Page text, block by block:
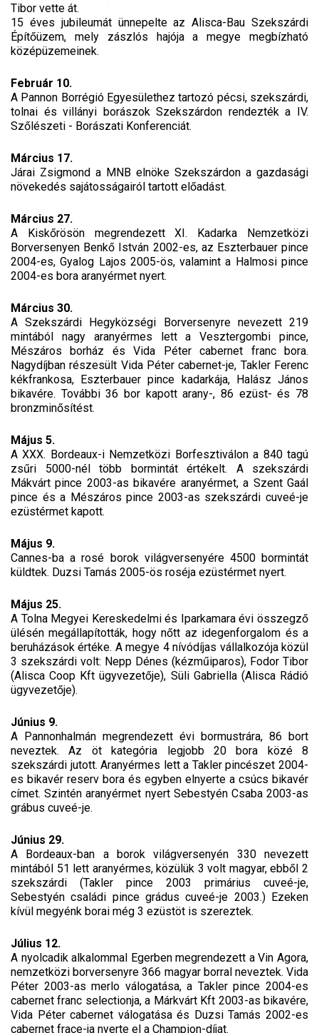
Tibor vette át.
15 éves jubileumát ünnepelte az Alisca-Bau Szekszárdi
Építőüzem, mely zászlós hajója a megye megbízható
középüzemeinek.
Február 10.
A Pannon Borrégió Egyesülethez tartozó pécsi, szekszárdi,
tolnai és villányi borászok Szekszárdon rendezték a IV.
Szőlészeti - Borászati Konferenciát.
Március 17.
Járai Zsigmond a MNB elnöke Szekszárdon a gazdasági
növekedés sajátosságairól tartott előadást.
Március 27.
A Kiskőrösön megrendezett XI. Kadarka Nemzetközi
Borversenyen Benkő István 2002-es, az Eszterbauer pince
2004-es, Gyalog Lajos 2005-ös, valamint a Halmosi pince
2004-es bora aranyérmet nyert.
Március 30.
A Szekszárdi Hegyközségi Borversenyre nevezett 219
mintából nagy aranyérmes lett a Vesztergombi pince,
Mészáros borház és Vida Péter cabernet franc bora.
Nagydíjban részesült Vida Péter cabernet-je, Takler Ferenc
kékfrankosa, Eszterbauer pince kadarkája, Halász János
bikavére. További 36 bor kapott arany-, 86 ezüst- és 78
bronzminősítést.
Május 5.
A XXX. Bordeaux-i Nemzetközi Borfesztiválon a 840 tagú
zsűri 5000-nél több bormintát értékelt. A szekszárdi
Mákvárt pince 2003-as bikavére aranyérmet, a Szent Gaál
pince és a Mészáros pince 2003-as szekszárdi cuveé-je
ezüstérmet kapott.
Május 9.
Cannes-ba a rosé borok világversenyére 4500 bormintát
küldtek. Duzsi Tamás 2005-ös roséja ezüstérmet nyert.
Május 25.
A Tolna Megyei Kereskedelmi és Iparkamara évi összegző
ülésén megállapították, hogy nőtt az idegenforgalom és a
beruházások értéke. A megye 4 nívódíjas vállalkozója közül
3 szekszárdi volt: Nepp Dénes (kézműiparos), Fodor Tibor
(Alisca Coop Kft ügyvezetője), Süli Gabriella (Alisca Rádió
ügyvezetője).
Június 9.
A Pannonhalmán megrendezett évi bormustrára, 86 bort
neveztek. Az öt kategória legjobb 20 bora közé 8
szekszárdi jutott. Aranyérmes lett a Takler pincészet 2004-
es bikavér reserv bora és egyben elnyerte a csúcs bikavér
címet. Szintén aranyérmet nyert Sebestyén Csaba 2003-as
grábus cuveé-je.
Június 29.
A Bordeaux-ban a borok világversenyén 330 nevezett
mintából 51 lett aranyérmes, közülük 3 volt magyar, ebből 2
szekszárdi (Takler pince 2003 primárius cuveé-je,
Sebestyén családi pince grádus cuveé-je 2003.) Ezeken
kívül megyénk borai még 3 ezüstöt is szereztek.
Július 12.
A nyolcadik alkalommal Egerben megrendezett a Vin Agora,
nemzetközi borversenyre 366 magyar borral neveztek. Vida
Péter 2003-as merlo válogatása, a Takler pince 2004-es
cabernet franc selectionja, a Márkvárt Kft 2003-as bikavére,
Vida Péter cabernet válogatása és Duzsi Tamás 2002-es
cabernet frace-ja nyerte el a Champion-díjat.